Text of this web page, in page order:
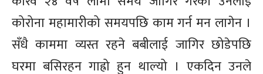
कोरोना महामारीको समयपछि काम गर्न मन लागेन ।
सँधै काममा व्यस्त रहने बबीलाई जागिर छोडेपछि
घरमा बसिरहन गाह्रो हुन थाल्यो । एकदिन उनले